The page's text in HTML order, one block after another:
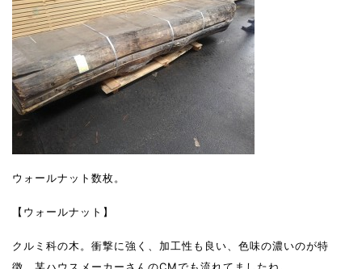
ウォールナット数枚。
【ウォールナット】
クルミ科の木。衝撃に強く、加工性も良い、色味の濃いのが特